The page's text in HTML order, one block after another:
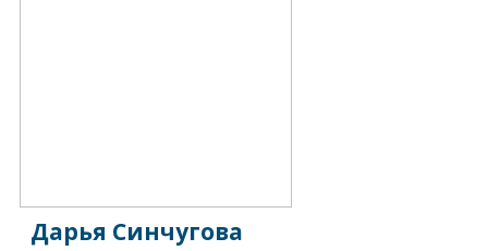
Дарья Синчугова